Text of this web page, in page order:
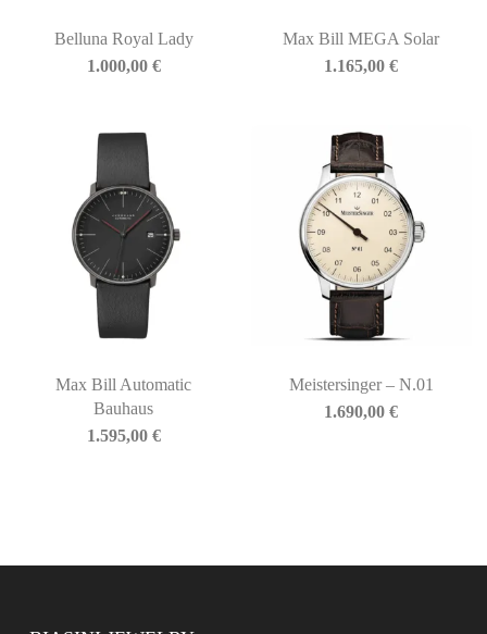
Belluna Royal Lady
1.000,00 €
Max Bill MEGA Solar
1.165,00€
Max Bill Automatic
Bauhaus
1.595,00 €
Meistersinger – N.01
1.690,00€